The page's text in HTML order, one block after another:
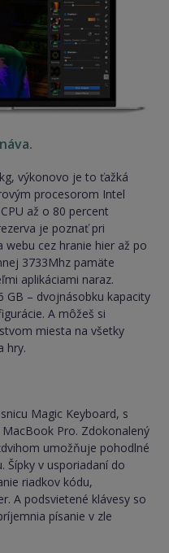
výkonovo je to ťažká
procesorom Intel
až o 80 percent
je poznať pri
cez hranie hier až po
3733Mhz pamäte
aplikáciami naraz.
GB – dvojnásobku kapacity
A môžeš si
miesta na všetky
hry.
Magic Keyboard, s
Pro. Zdokonalený
umožňuje pohodlné
Šípky v usporiadaní do
riadkov kódu,
A podsvietené klávesy so
písanie v zle